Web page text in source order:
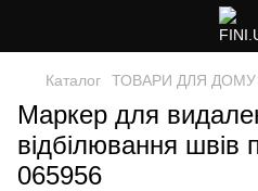
Каталог ТОВАРИ ДЛЯ ДОМУ
Маркер для
відбілювання швів
065956